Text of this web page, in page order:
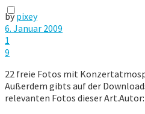
by pixey
6. Januar 2009
1
9
22 freie Fotos mit
Außerdem gibts auf der
relevanten Fotos dieser Art.Autor: